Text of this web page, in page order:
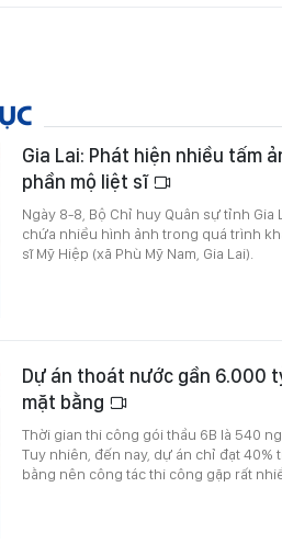
Gia Lai: Phát hiện nhiều tấm
phần mộ liệt sĩ
Ngày 8-8, Bộ Chỉ huy Quân sự tỉnh
chứa nhiều hình ảnh trong quá trình
sĩ Mỹ Hiệp (xã Phù Mỹ Nam, Gia Lai).
Dự án thoát nước gần 6.000
mặt bằng
Thời gian thi công gói thầu 6B là 540
Tuy nhiên, đến nay, dự án chỉ đạt
bằng nên công tác thi công gặp rất